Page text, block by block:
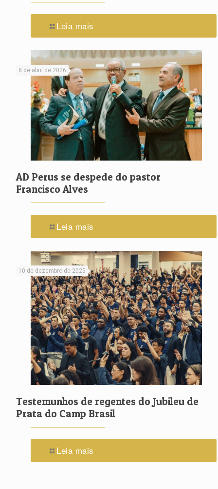
Leia mais
8 de abril de 2026
AD Perus se despede do pastor
Francisco Alves
Leia mais
10 de dezembro de 2025
Testemunhos de regentes do Jubileu de
Prata do Camp Brasil
Leia mais